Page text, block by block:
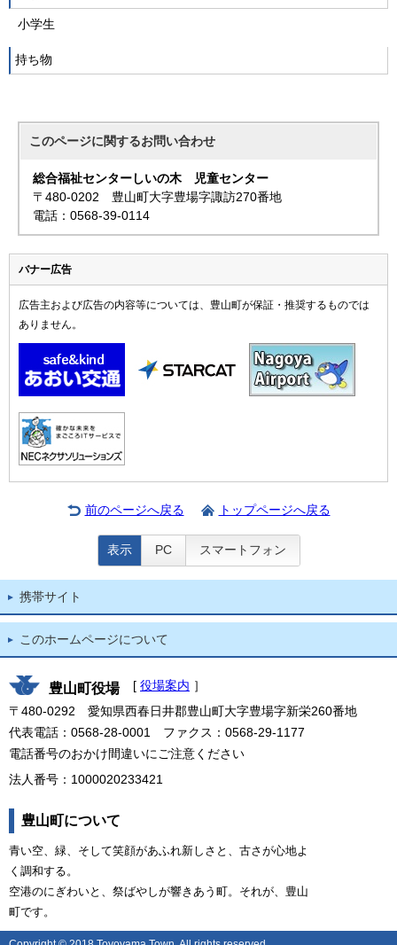
小学生
持ち物
このページに関するお問い合わせ
総合福祉センターしいの木 児童センター
〒480-0202 豊山町大字豊場字諏訪270番地
電話：0568-39-0114
バナー広告
広告主および広告の内容等については、豊山町が保証・推奨するものでは
ありません。
前のページへ戻る トップページへ戻る
表示 PC スマートフォン
携帯サイト
このホームページについて
豊山町役場 [ 役場案内 ］
〒480-0292 愛知県西春日井郡豊山町大字豊場字新栄260番地
代表電話：0568-28-0001 ファクス：0568-29-1177
電話番号のおかけ間違いにご注意ください
法人番号：1000020233421
豊山町について
青い空、緑、そして笑顔があふれ新しさと、古さが心地よ
く調和する。
空港のにぎわいと、祭ばやしが響きあう町。それが、豊山
町です。